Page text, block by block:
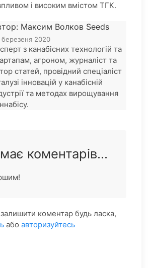
і високим вмістом ТГК.
Максим Волков Seeds
березеня 2020
з канабісних технологій та
агроном, журналіст та
статей, провідний спеціаліст
інновацій у канабісній
та методах вирощування
коментарів...
коментар будь ласка,
або авторизуйтесь